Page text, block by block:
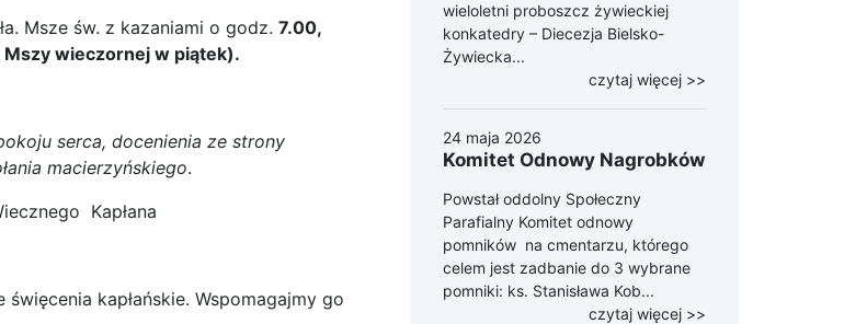
Msze św. z kazaniami o godz. 7.00,
wieczornej w piątek).
serca, docenienia ze strony
macierzyńskiego.
Kapłana
kapłańskie. Wspomagajmy go
wieloletni proboszcz żywieckiej
konkatedry – Diecezja Bielsko-
Żywiecka...
czytaj więcej >>
24 maja 2026
Komitet Odnowy Nagrobków
Powstał oddolny Społeczny
Parafialny Komitet odnowy
pomników na cmentarzu, którego
celem jest zadbanie do 3 wybrane
pomniki: ks. Stanisława Kob...
czytaj więcej >>